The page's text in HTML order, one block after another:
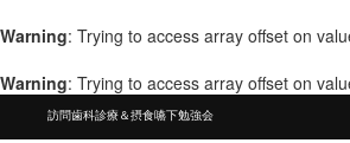
Warning: Trying to access array offset on
Warning: Trying to access array offset on
訪問歯科診療＆摂食嚥下勉強会